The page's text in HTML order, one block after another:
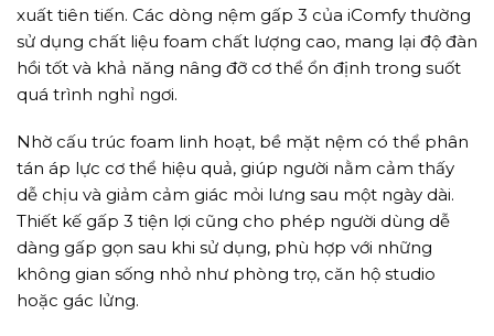
xuất tiên tiến. Các dòng nệm gấp 3 của iComfy thường
sử dụng chất liệu foam chất lượng cao, mang lại độ đàn
hồi tốt và khả năng nâng đỡ cơ thể ổn định trong suốt
quá trình nghỉ ngơi.
Nhờ cấu trúc foam linh hoạt, bề mặt nệm có thể phân
tán áp lực cơ thể hiệu quả, giúp người nằm cảm thấy
dễ chịu và giảm cảm giác mỏi lưng sau một ngày dài.
Thiết kế gấp 3 tiện lợi cũng cho phép người dùng dễ
dàng gấp gọn sau khi sử dụng, phù hợp với những
không gian sống nhỏ như phòng trọ, căn hộ studio
hoặc gác lửng.